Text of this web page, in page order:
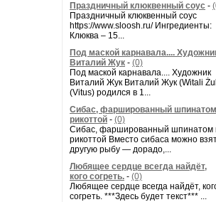
Праздничный клюквенный соус -
Праздничный клюквенный соус
https://www.sloosh.ru/ Ингредиенты:
Клюква – 15...
Под маской карнавала....
Виталий Жук - (0)
Под маской карнавала.... Художник
Виталий Жук Виталий Жук (Witali
(Vitus) родился в 1...
Сибас, фаршированный
рикоттой - (0)
Сибас, фаршированный шпинатом
рикоттой Вместо сибаса можно
другую рыбу — дорадо,...
Любящее сердце всегда найдёт,
кого согреть. - (0)
Любящее сердце всегда найдёт,
согреть. ***Здесь будет текст*** ...